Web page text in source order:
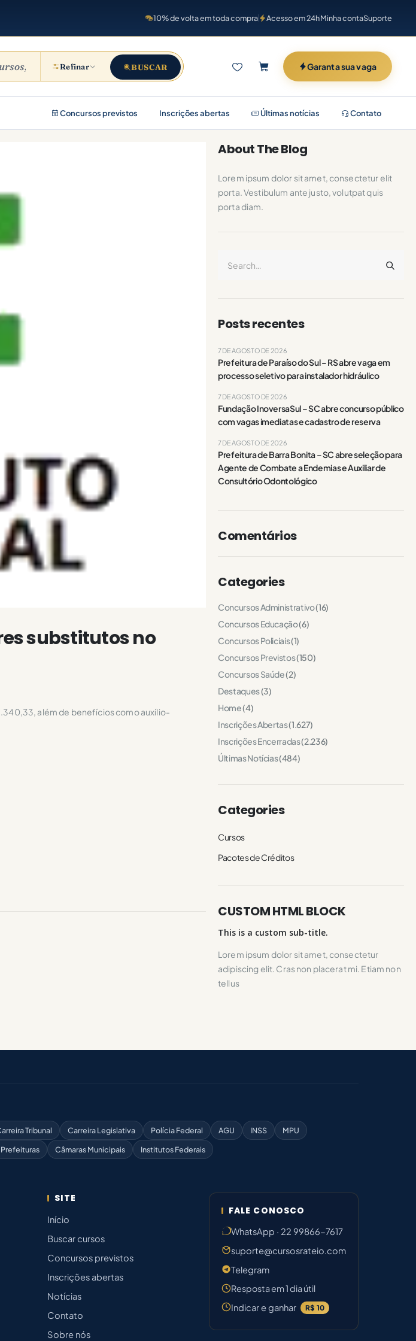
10% de volta em toda compra Acesso em 24hMinha contaSuporte
Refinar BUSCAR Garanta sua vaga
Concursos previstos Inscrições abertas Últimas notícias Contato
substitutos no
além de benefícios como auxílio-
About The Blog
Lorem ipsum dolor sit amet, consectetur elit
porta. Vestibulum ante justo, volutpat quis
porta diam.
Posts recentes
Prefeitura de Paraíso do Sul – RS abre vaga em
processo seletivo para instalador hidráulico
7 DE AGOSTO DE 2026
Fundação InoversaSul – SC abre concurso público
com vagas imediatas e cadastro de reserva
7 DE AGOSTO DE 2026
Prefeitura de Barra Bonita – SC abre seleção para
Agente de Combate a Endemias e Auxiliar de
Consultório Odontológico
7 DE AGOSTO DE 2026
Comentários
Categories
Concursos Administrativo(16)
Concursos Educação(6)
Concursos Policiais(1)
Concursos Previstos(150)
Concursos Saúde(2)
Destaques(3)
Home(4)
Inscrições Abertas(1.627)
Inscrições Encerradas(2.236)
Últimas Notícias(484)
Categories
Cursos
Pacotes de Créditos
CUSTOM HTML BLOCK
This is a custom sub-title.
Lorem ipsum dolor sit amet, consectetur
adipiscing elit. Cras non placerat mi. Etiam non
tellus
Tribunal Carreira Legislativa Polícia Federal AGU INSS
MPU
Prefeituras Câmaras Municipais Institutos Federais
SITE
Início
Buscar cursos
Concursos previstos
Inscrições abertas
Notícias
Contato
Sobre nós
FALE CONOSCO
WhatsApp · 22 99866-7617
suporte@cursosrateio.com
Telegram
Resposta em 1 dia útil
Indicar e ganhar
R$ 10